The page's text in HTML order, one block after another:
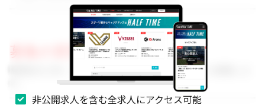
募集の背景
事業拡大に伴い、組織体制を強化するためのメンバーを募集しま
非公開求人を含む全求人にアクセス可能